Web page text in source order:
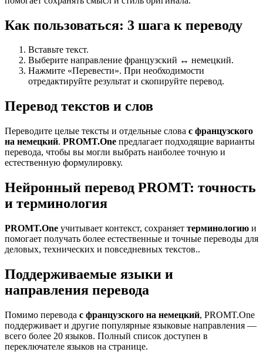
Как пользоваться: 3 шага к переводу
Вставьте текст.
Выберите направление французский ↔ немецкий.
Нажмите «Перевести». При необходимости
отредактируйте результат и скопируйте перевод.
Перевод текстов и слов
Переводите целые тексты и отдельные слова с французского
на немецкий. PROMT.One предлагает подходящие варианты
перевода, чтобы вы могли выбрать наиболее точную и
естественную формулировку.
Нейронный перевод PROMT: точность
и терминология
PROMT.One учитывает контекст, сохраняет терминологию и
помогает получать более естественные и точные переводы для
деловых, технических и повседневных текстов..
Поддерживаемые языки и
направления перевода
Помимо перевода с французского на немецкий, PROMT.One
поддерживает и другие популярные языковые направления —
всего более 20 языков. Полный список доступен в
переключателе языков на странице.